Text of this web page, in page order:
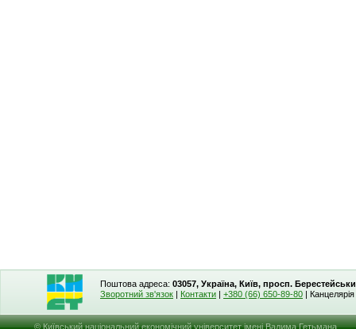
Поштова адреса: 03057, Україна, Київ, просп.
Зворотний зв'язок | Контакти | +380 (66) 650-89-80 | Канцелярія
© Київський національний економічний університет імені Вадима Гетьмана